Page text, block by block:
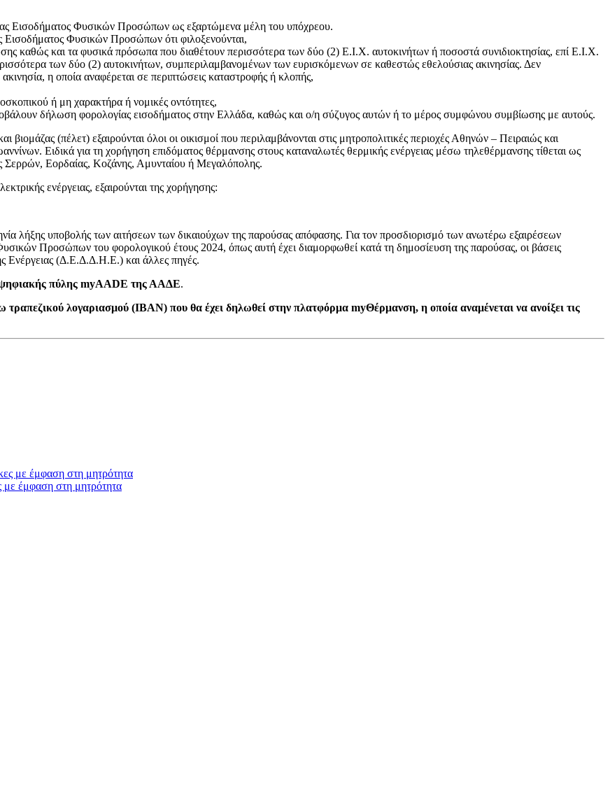
Εισοδήματος Φυσικών Προσώπων ως εξαρτώμενα μέλη του υπόχρεου.
Φυσικών Προσώπων ότι φιλοξενούνται,
καθώς και τα φυσικά πρόσωπα που διαθέτουν περισσότερα των δύο (2) Ε.Ι.Χ. αυτοκινήτων ή ποσοστά συνιδιοκτησίας, επί Ε.Ι.Χ.
των δύο (2) αυτοκινήτων, συμπεριλαμβανομένων των ευρισκόμενων σε καθεστώς εθελούσιας ακινησίας. Δεν
η οποία αναφέρεται σε περιπτώσεις καταστροφής ή κλοπής,
ή μη χαρακτήρα ή νομικές οντότητες,
δήλωση φορολογίας εισοδήματος στην Ελλάδα, καθώς και ο/η σύζυγος αυτών ή το μέρος συμφώνου συμβίωσης με αυτούς.
(πέλετ) εξαιρούνται όλοι οι οικισμοί που περιλαμβάνονται στις μητροπολιτικές περιοχές Αθηνών – Πειραιώς και
Ειδικά για τη χορήγηση επιδόματος θέρμανσης στους καταναλωτές θερμικής ενέργειας μέσω τηλεθέρμανσης τίθεται ως
Σερρών, Εορδαίας, Κοζάνης, Αμυνταίου ή Μεγαλόπολης.
ενέργειας, εξαιρούνται της χορήγησης:
λήξης υποβολής των αιτήσεων των δικαιούχων της παρούσας απόφασης. Για τον προσδιορισμό των ανωτέρω εξαιρέσεων
Προσώπων του φορολογικού έτους 2024, όπως αυτή έχει διαμορφωθεί κατά τη δημοσίευση της παρούσας, οι βάσεις
Ενέργειας (Δ.Ε.Δ.Δ.Η.Ε.) και άλλες πηγές.
ψηφιακής πύλης myAADE της ΑΑΔΕ.
λογαριασμού (IBAN) που θα έχει δηλωθεί στην πλατφόρμα myΘέρμανση, η οποία αναμένεται να ανοίξει τις
με έμφαση στη μητρότητα